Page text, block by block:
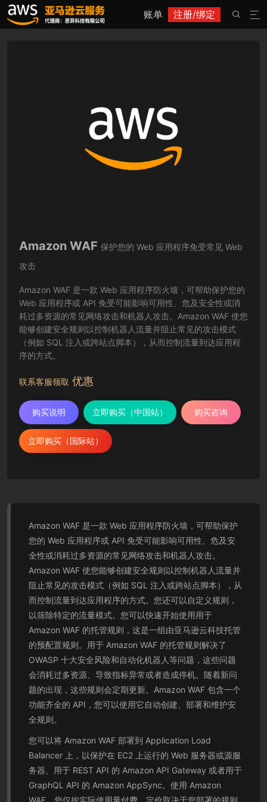
账单 注册/绑定 

Amazon WAF 保护您的 Web 应用程序免受常见 Web
攻击
Amazon WAF 是一款 Web 应用程序防火墙，可帮助保护您的
Web 应用程序或 API 免受可能影响可用性、危及安全性或消
耗过多资源的常见网络攻击和机器人攻击。Amazon WAF 使您
能够创建安全规则以控制机器人流量并阻止常见的攻击模式
（例如 SQL 注入或跨站点脚本），从而控制流量到达应用程
序的方式。
联系客服领取 优惠
购买说明 立即购买（中国站） 购买咨询
立即购买（国际站）
Amazon WAF 是一款 Web 应用程序防火墙，可帮助保护
您的 Web 应用程序或 API 免受可能影响可用性、危及安
全性或消耗过多资源的常见网络攻击和机器人攻击。
Amazon WAF 使您能够创建安全规则以控制机器人流量并
阻止常见的攻击模式（例如 SQL 注入或跨站点脚本），从
而控制流量到达应用程序的方式。您还可以自定义规则，
以筛除特定的流量模式。您可以快速开始使用用于
Amazon WAF 的托管规则，这是一组由亚马逊云科技托管
的预配置规则。用于 Amazon WAF 的托管规则解决了
OWASP 十大安全风险和自动化机器人等问题，这些问题
会消耗过多资源、导致指标异常或者造成停机。随着新问
题的出现，这些规则会定期更新。Amazon WAF 包含一个
功能齐全的 API，您可以使用它自动创建、部署和维护安
全规则。
您可以将 Amazon WAF 部署到 Application Load
Balancer 上，以保护在 EC2 上运行的 Web 服务器或源服
务器、用于 REST API 的 Amazon API Gateway 或者用于
GraphQL API 的 Amazon AppSync。使用 Amazon
WAF，您仅按实际使用量付费，定价取决于您部署的规则